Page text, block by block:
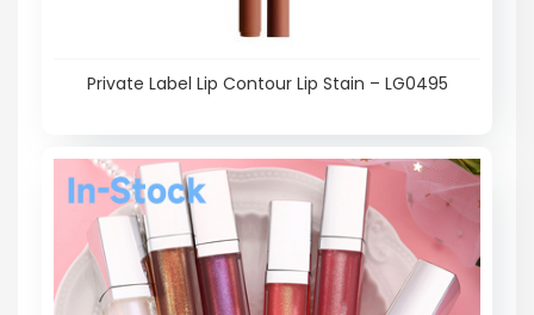
Private Label Lip Contour Lip Stain – LG0495